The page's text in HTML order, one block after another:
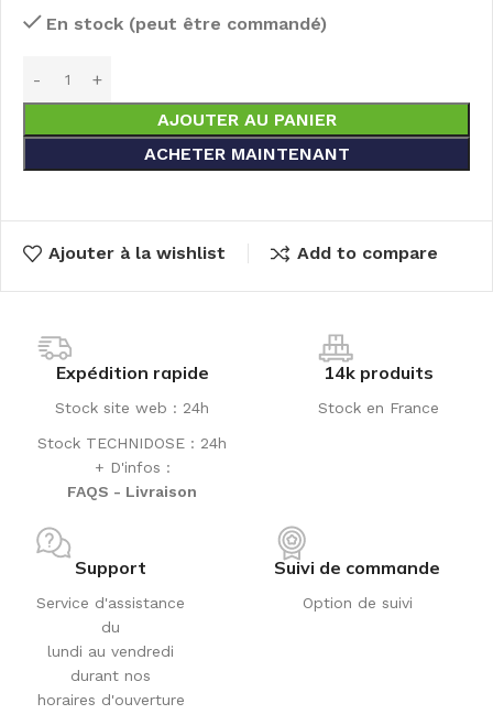
En stock (peut être commandé)
AJOUTER AU PANIER
ACHETER MAINTENANT
Ajouter à la wishlist Add to compare
Expédition rapide
Stock site web : 24h
Stock TECHNIDOSE : 24h
+ D'infos :
FAQS - Livraison
14k produits
Stock en France
Support
Service d'assistance
du
lundi au vendredi
durant nos
horaires d'ouverture
Suivi de commande
Option de suivi